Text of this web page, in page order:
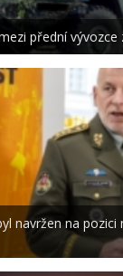
přední vývozce
navržen na pozici